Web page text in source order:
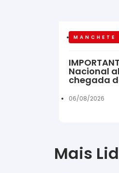
MANCHETE
Nacional
chegada
06/08/2026
Mais